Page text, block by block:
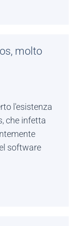
molto
l'esistenza
che infetta
software